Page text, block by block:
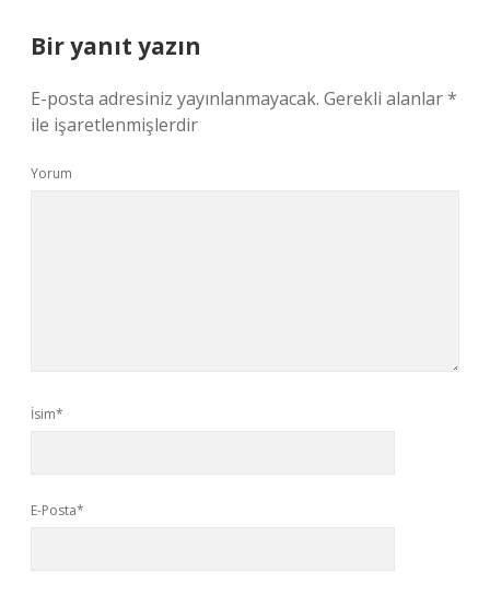
Bir yanıt yazın
E-posta adresiniz yayınlanmayacak. Gerekli alanlar*
ile işaretlenmişlerdir
Yorum
İsim*
E-Posta*